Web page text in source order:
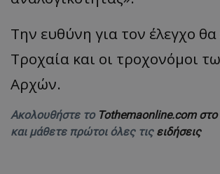
Την ευθύνη για τον έλεγχο θα
Τροχαία και οι τροχονόμοι
Αρχών.
Ακολουθήστε το Tothemaonline.com
και μάθετε πρώτοι όλες τις ειδήσεις